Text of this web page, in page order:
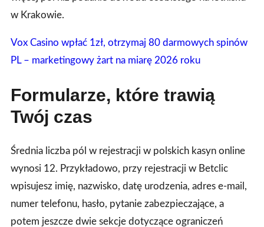
w Krakowie.
Vox Casino wpłać 1zł, otrzymaj 80 darmowych spinów
PL – marketingowy żart na miarę 2026 roku
Formularze, które trawią
Twój czas
Średnia liczba pól w rejestracji w polskich kasyn online
wynosi 12. Przykładowo, przy rejestracji w Betclic
wpisujesz imię, nazwisko, datę urodzenia, adres e‑mail,
numer telefonu, hasło, pytanie zabezpieczające, a
potem jeszcze dwie sekcje dotyczące ograniczeń